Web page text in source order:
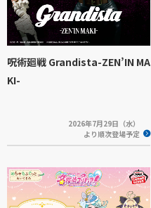
呪術廻戦 Grandista-ZEN’IN MA
KI-
2026年7月29日（水）
より順次登場予定